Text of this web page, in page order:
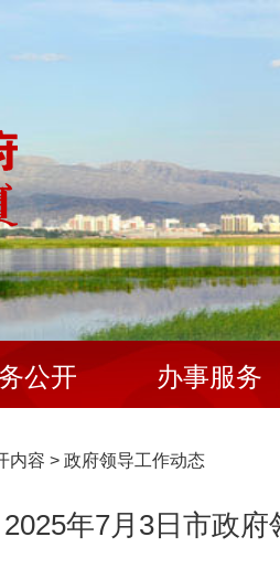
公开 办事服务
内容 > 政府领导工作动态
2025年7月3日市政府